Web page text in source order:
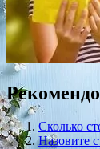
Сколько
Назовите